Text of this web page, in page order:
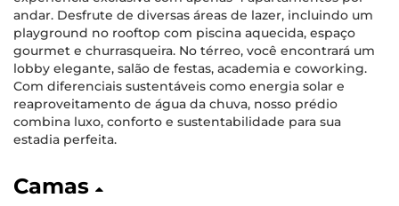
andar. Desfrute de diversas áreas de lazer, incluindo um
playground no rooftop com piscina aquecida, espaço
gourmet e churrasqueira. No térreo, você encontrará um
lobby elegante, salão de festas, academia e coworking.
Com diferenciais sustentáveis como energia solar e
reaproveitamento de água da chuva, nosso prédio
combina luxo, conforto e sustentabilidade para sua
estadia perfeita.
Camas